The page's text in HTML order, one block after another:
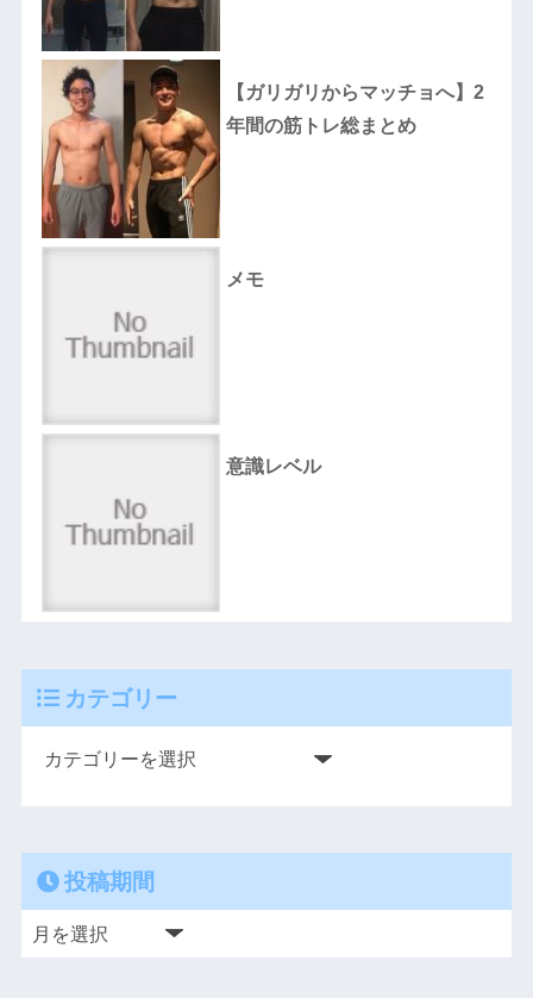
【ガリガリからマッチョへ】2
年間の筋トレ総まとめ
メモ
意識レベル
カテゴリー
投稿期間